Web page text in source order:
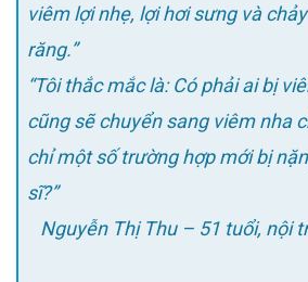
viêm lợi nhẹ, lợi hơi sưng và
răng.”
“Tôi thắc mắc là: Có phải ai bị
cũng sẽ chuyển sang viêm nha
chỉ một số trường hợp mới bị
sĩ?”
Nguyễn Thị Thu – 51 tuổi, nội trợ, từng bị viêm lợi